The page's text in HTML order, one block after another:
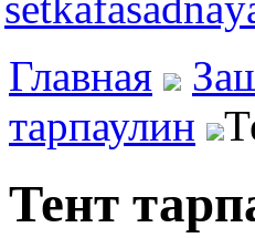
Главная
тарпаулин
Тент